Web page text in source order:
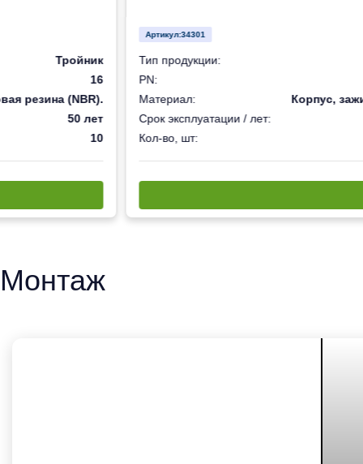
Тройник
16
резина (NBR).
50 лет
10
Артикул:34301
Тип продукции:
PN:
Материал:
Корпус,
Срок эксплуатации / лет:
Кол-во, шт:
Монтаж